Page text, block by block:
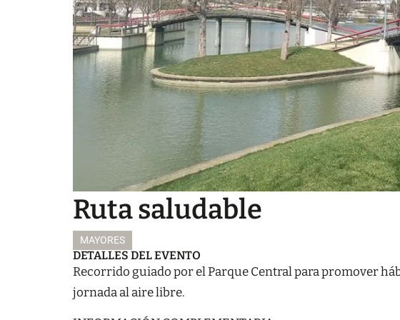
Ruta saludable
MAYORES
DETALLES DEL EVENTO
Recorrido guiado por el Parque Central para promover
jornada al aire libre.